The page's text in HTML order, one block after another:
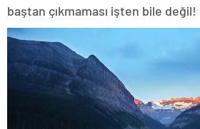
baştan çıkmaması işten bile değil!